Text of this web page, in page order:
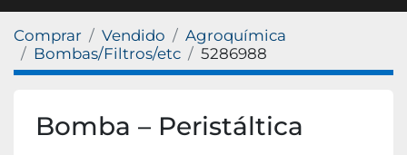
Comprar Vendido
Agroquímica
Bombas/Filtros/etc
5286988
Bomba – Peristáltica